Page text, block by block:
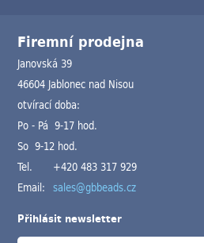
Firemní prodejna
Janovská 39
46604 Jablonec nad Nisou
otvírací doba:
Po - Pá 9-17 hod.
So 9-12 hod.
Tel.
+420 483 317 929
Email: sales@gbbeads.cz
Přihlásit newsletter